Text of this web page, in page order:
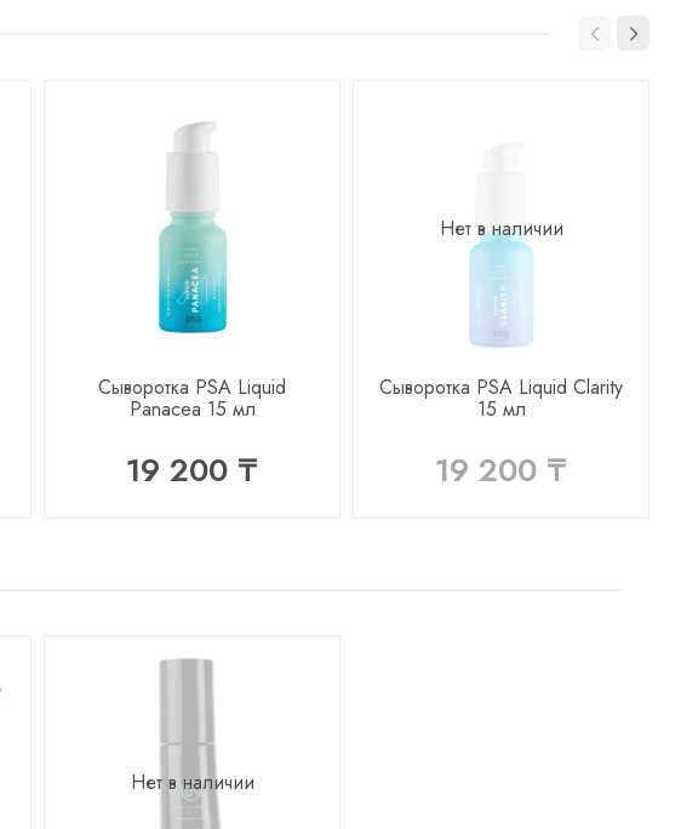
Сыворотка PSA Liquid
Panacea 15 мл
19 200 ₸
Нет в наличии
Сыворотка PSA Liquid Clarity
15 мл
19 200 ₸
Нет в наличии